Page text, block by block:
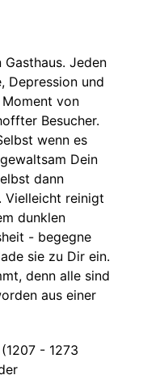
Jeden
Depression und
von
Besucher.
wenn es
Dein
dann
Vielleicht reinigt
dunklen
- begegne
sie zu Dir ein.
denn alle sind
aus einer
- 1273